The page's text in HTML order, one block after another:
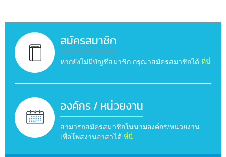
สมัครสมาชิก
หากยังไม่มีบัญชีสมาชิก กรุณาสมัครสมาชิกได้ ที่นี่
องค์กร / หน่วยงาน
สามารถสมัครสมาชิกในนามองค์กร/หน่วยงาน
เพื่อโพสงานอาสาได้ ที่นี่